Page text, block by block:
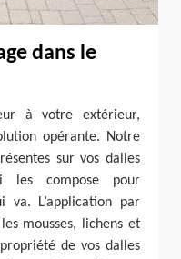
dans le
à votre extérieur,
opérante. Notre
sur vos dalles
compose pour
L’application par
mousses, lichens et
de vos dalles